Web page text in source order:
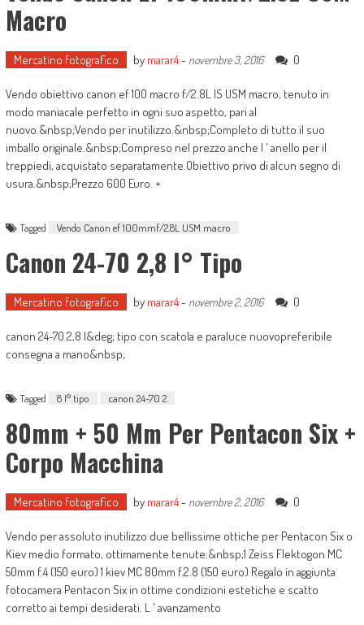
Macro
Mercatino fotografico by marar4- novembre 3, 2016 0
Vendo obiettivo canon ef 100 macro f/2.8L IS USM macro, tenuto in
modo maniacale perfetto in ogni suo aspetto, pari al
nuovo.&nbsp;Vendo per inutilizzo.&nbsp;Completo di tutto il suo
imballo originale.&nbsp;Compreso nel prezzo anche l ' anello per il
treppiedi, acquistato separatamente.Obiettivo privo di alcun segno di
usura.&nbsp;Prezzo 600 Euro. +
Tagged Vendo Canon ef 100mmf/2.8L USM macro
Canon 24-70 2,8 I° Tipo
Mercatino fotografico by marar4- novembre 2, 2016 0
canon 24-70 2,8 I&deg; tipo con scatola e paraluce nuovopreferibile
consegna a mano&nbsp;
Tagged 8 I° tipo canon 24-70 2
80mm + 50 Mm Per Pentacon Six +
Corpo Macchina
Mercatino fotografico by marar4- novembre 2, 2016 0
Vendo per assoluto inutilizzo due bellissime ottiche per Pentacon Six o
Kiev medio formato, ottimamente tenute:&nbsp;1 Zeiss Flektogon MC
50mm f.4 (150 euro) 1 kiev MC 80mm f.2.8 (150 euro) Regalo in aggiunta
fotocamera Pentacon Six in ottime condizioni estetiche e scatto
corretto ai tempi desiderati. L ' avanzamento